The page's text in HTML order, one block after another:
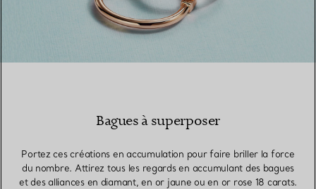
Bagues à superposer
Portez ces créations en accumulation pour faire briller la force
du nombre. Attirez tous les regards en accumulant des bagues
et des alliances en diamant, en or jaune ou en or rose 18 carats.